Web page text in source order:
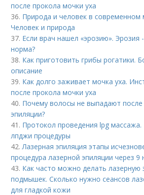
после прокола мочки уха
36. Природа и человек в современном
Человек и природа
37. Если врач нашел «эрозию». Эрозия
норма?
38. Как приготовить грибы рогатики.
описание
39. Как долго заживает мочка уха.
после прокола мочки уха
40. Почему волосы не выпадают после
эпиляции?
41. Протокол проведения lpg массажа.
лпджи процедуры
42. Лазерная эпиляция этапы
процедура лазерной эпиляции через 9
43. Как часто можно делать лазерную
подмышек. Сколько нужно сеансов
для гладкой кожи